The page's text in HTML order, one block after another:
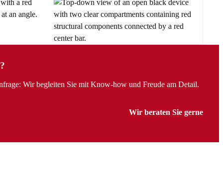
Wir begleiten Sie mit Know-how und Freude am Detail.
Wir beraten Sie gerne